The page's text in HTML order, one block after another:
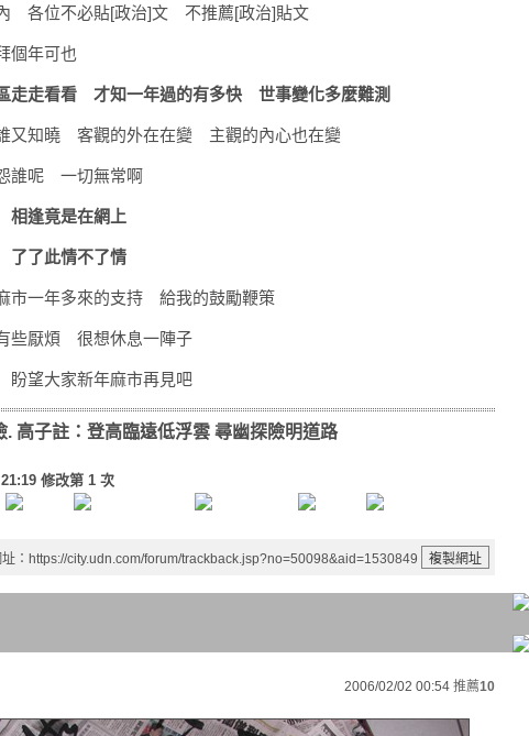
各位不必貼[政治]文 不推薦[政治]貼文
個年可也
走走看看 才知一年過的有多快 世事變化多麼難測
又知曉 客觀的外在在變 主觀的內心也在變
誰呢 一切無常啊
相逢竟是在網上
了了此情不了情
市一年多來的支持 給我的鼓勵鞭策
些厭煩 很想休息一陣子
望大家新年麻市再見吧
. 高子註：登高臨遠低浮雲 尋幽探險明道路
修改第 1 次
址：https://city.udn.com/forum/trackback.jsp?no=50098&aid=1530849
2006/02/02 00:54 推薦10